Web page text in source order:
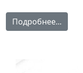
Подробнее...